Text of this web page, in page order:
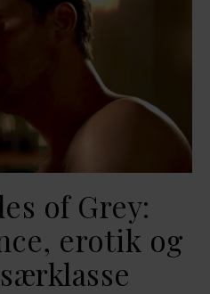
of Grey:
erotik og